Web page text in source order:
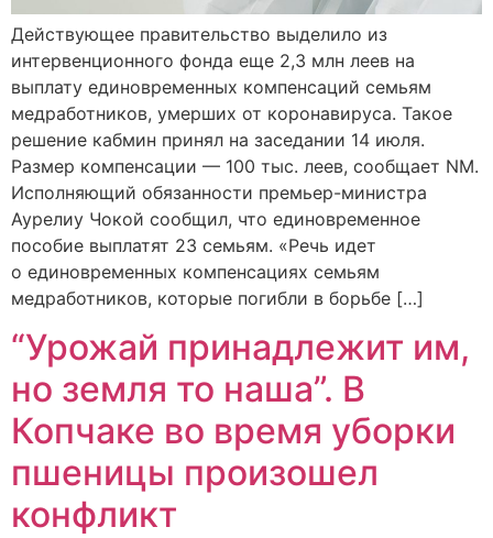
Действующее правительство выделило из
интервенционного фонда еще 2,3 млн леев на
выплату единовременных компенсаций семьям
медработников, умерших от коронавируса. Такое
решение кабмин принял на заседании 14 июля.
Размер компенсации — 100 тыс. леев, сообщает NM.
Исполняющий обязанности премьер-министра
Аурелиу Чокой сообщил, что единовременное
пособие выплатят 23 семьям. «Речь идет
о единовременных компенсациях семьям
медработников, которые погибли в борьбе […]
“Урожай принадлежит им,
но земля то наша”. В
Копчаке во время уборки
пшеницы произошел
конфликт